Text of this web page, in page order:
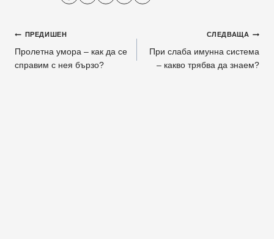
Навигация
ПРЕДИШЕН
Пролетна умора – как да се
справим с нея бързо?
СЛЕДВАЩА
При слаба имунна система
– какво трябва да знаем?